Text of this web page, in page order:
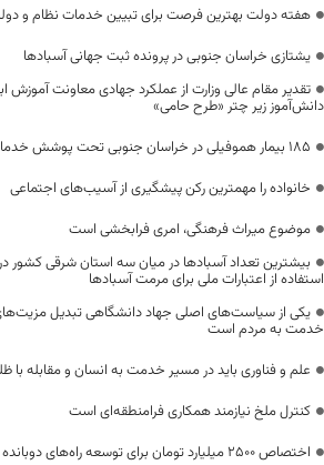
هفته دولت بهترین فرصت برای تبیین خدمات نظام و
یشتازی خراسان جنوبی در پرونده ثبت جهانی آسبادها
دانش‌آموز زیر چتر «طرح حامی»
۱۸۵ بیمار هموفیلی در خراسان جنوبی تحت پوشش خدمات بیمه سلامت قرار دارند
خانواده را مهمترین رکن پیشگیری از آسیب‌های اجتماعی
موضوع میراث فرهنگی، امری فرابخشی است
بیشترین تعداد آسبادها در میان سه استان شرقی کشور
استفاده از اعتبارات ملی برای مرمت آسبادها
یکی از سیاست‌های اصلی جهاد دانشگاهی تبدیل
خدمت به مردم است
علم و فناوری باید در مسیر خدمت به انسان و مقابله با
کنترل ملخ نیازمند همکاری فرامنطقه‌ای است
اختصاص 2500 میلیارد تومان برای توسعه راه‌های دوبانده خراسان جنوبی